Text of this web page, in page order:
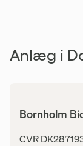
Anlæg i
Bornholm
Adresse
CVR